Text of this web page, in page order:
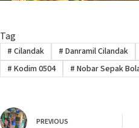
Tag
# Cilandak # Danramil Cilandak
# Kodim 0504 # Nobar Sepak
PREVIOUS